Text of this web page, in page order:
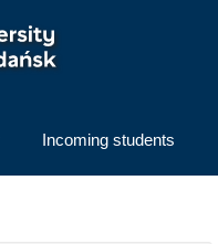
Incoming students